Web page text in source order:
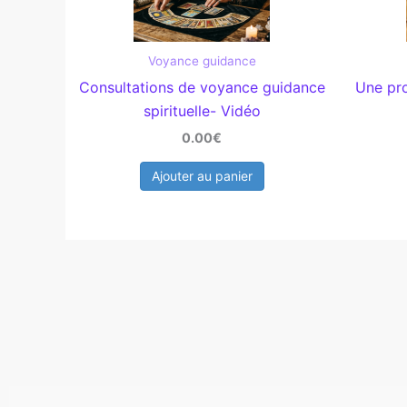
Voyance guidance
Consultations de voyance guidance
spirituelle- Vidéo
0.00€
Ajouter au panier
Une